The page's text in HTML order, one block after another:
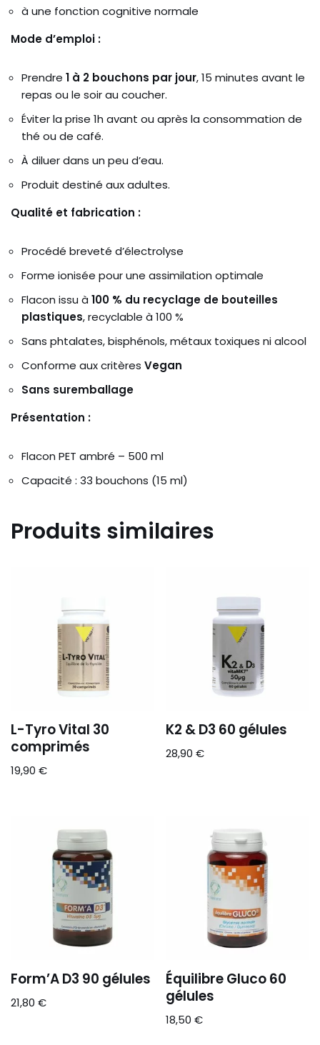
à une fonction cognitive normale
Mode d’emploi :
Prendre 1 à 2 bouchons par jour, 15 minutes avant le
repas ou le soir au coucher.
Éviter la prise 1h avant ou après la consommation de
thé ou de café.
À diluer dans un peu d’eau.
Produit destiné aux adultes.
Qualité et fabrication :
Procédé breveté d’électrolyse
Forme ionisée pour une assimilation optimale
Flacon issu à 100 % du recyclage de bouteilles
plastiques, recyclable à 100 %
Sans phtalates, bisphénols, métaux toxiques ni alcool
Conforme aux critères Vegan
Sans suremballage
Présentation :
Flacon PET ambré – 500 ml
Capacité : 33 bouchons (15 ml)
Produits similaires
L-Tyro Vital 30
comprimés
19,90 €
K2 & D3 60 gélules
28,90€
Form’A D3 90 gélules
21,80 €
Équilibre Gluco 60
gélules
18,50€